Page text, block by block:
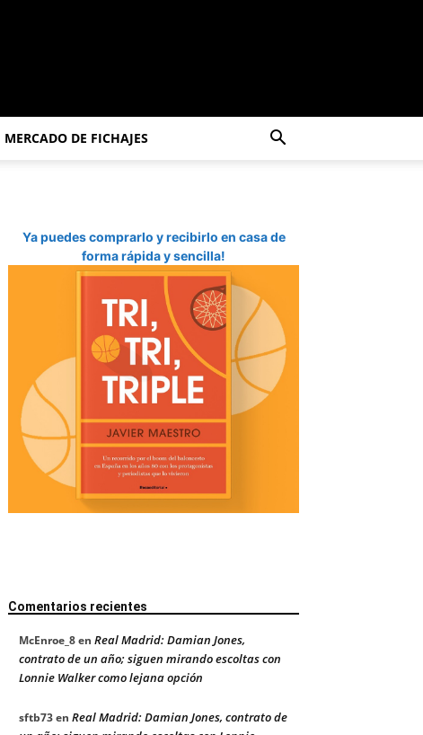
MERCADO DE FICHAJES
Ya puedes comprarlo y recibirlo en casa de
forma rápida y sencilla!
Comentarios recientes
McEnroe_8en Real Madrid: Damian Jones,
contrato de un año; siguen mirando escoltas con
Lonnie Walker como lejana opción
sftb73en Real Madrid: Damian Jones, contrato de